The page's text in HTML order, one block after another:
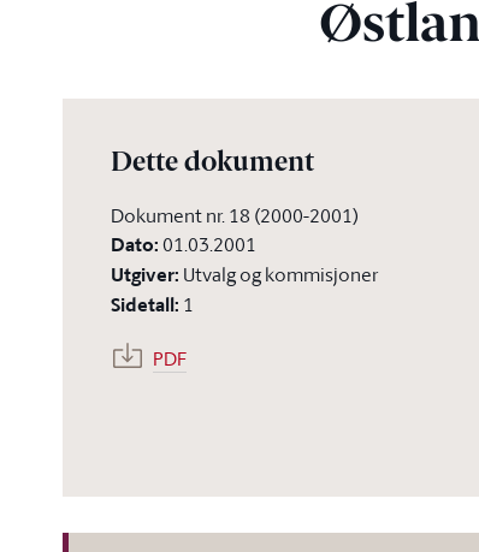
Dette dokument
Dokument nr. 18 (2000-2001)
Dato:01.03.2001
Utgiver: Utvalg og kommisjoner
Sidetall: 1
PDF